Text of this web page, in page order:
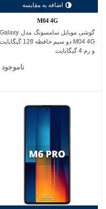
اضافه به مقایسه
M04 4G
گوشی موبایل سامسونگ مدل Galaxy
M04 4G دو سیم حافظه 128 گیگابایت
و رم 4 گیگابایت
ناموجود